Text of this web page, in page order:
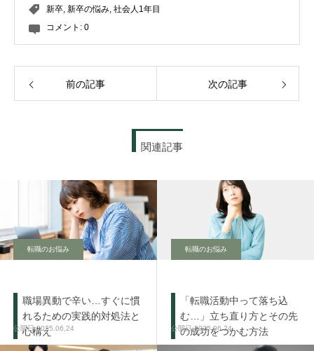
新卒 新卒の悩み 社会人1年目
コメント: 0
前の記事 次の記事
関連記事
転職のお悩み
職場異動で辛い…すぐに慣
れるための実践的対処法と
心構え2025.06.24
転職のお悩み
「転職活動中って落ち込
む…」立ち直り方とその先
の成功をつかむ方法
2025.06.24